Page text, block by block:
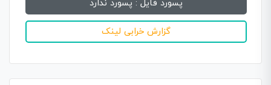
پسورد فایل : پسورد ندارد
گزارش خرابی لینک